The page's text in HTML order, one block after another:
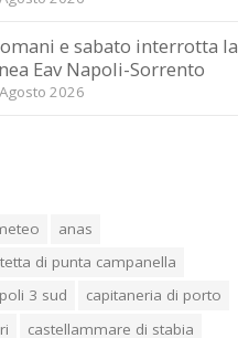
e sabato interrotta la
Eav Napoli-Sorrento
2026
anas
di punta campanella
3 sud
capitaneria di porto
castellammare di stabia